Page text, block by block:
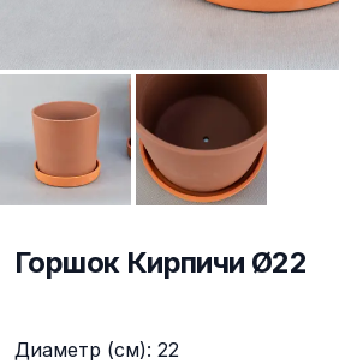
Горшок Кирпичи Ø22
Диаметр (см): 22